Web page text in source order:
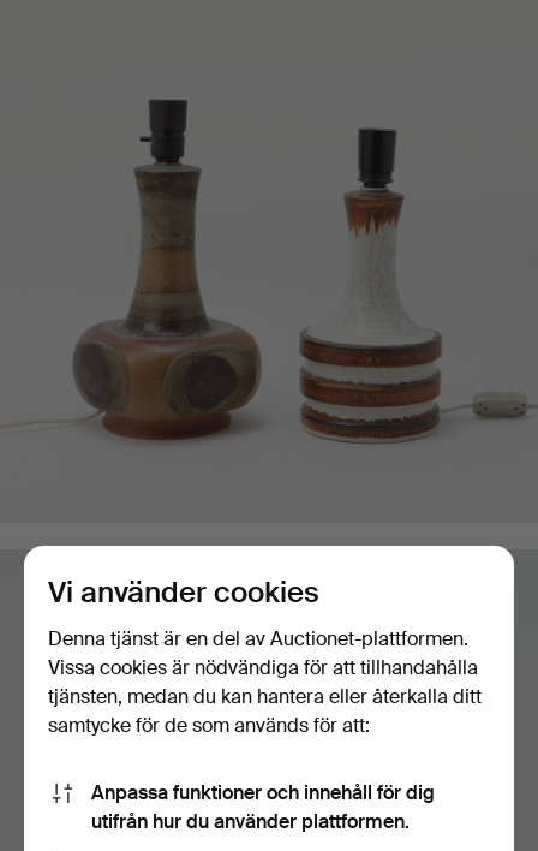
Vi använder cookies
Denna tjänst är en del av Auctionet-plattformen.
Vissa cookies är nödvändiga för att tillhandahålla
tjänsten, medan du kan hantera eller återkalla ditt
samtycke för de som används för att:
Anpassa funktioner och innehåll för dig
utifrån hur du använder plattformen.